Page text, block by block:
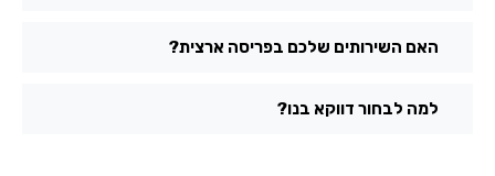
האם השירותים שלכם בפריסה ארצית?
למה לבחור דווקא בנו?